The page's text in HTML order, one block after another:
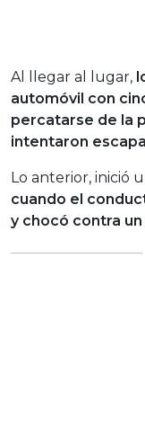
Al llegar al lugar,
automóvil con
percatarse de la
intentaron
Lo anterior, inició
cuando el
y chocó contra